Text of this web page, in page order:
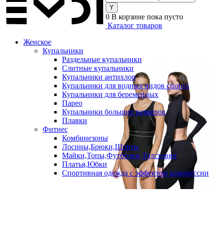
0 В корзине пока пусто
Каталог товаров
Женское
Купальники
Раздельные купальники
Слитные купальники
Купальники антихлор
Купальники для водных видов спорта
Купальники для беременных
Парео
Купальники больших размеров
Плавки
Фитнес
Комбинезоны
Лосины,Брюки,Шорты
Майки,Топы,Футболки,Толстовки
Платья,Юбки
Спортивная одежда с эффектом компрессии